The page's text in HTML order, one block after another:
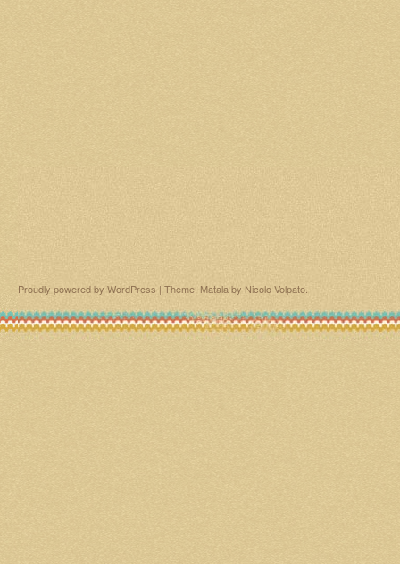
Proudly powered by WordPress | Theme: Matala by Nicolo Volpato